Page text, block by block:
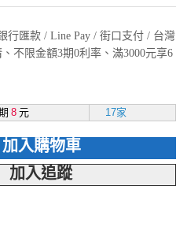
行匯款 / Line Pay / 街口支付 / 台灣
不限金額3期0利率、滿3000元享6
8 元 17家
加入購物車
加入追蹤